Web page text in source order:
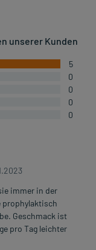
unserer Kunden
5
0
0
0
0
immer in der
prophylaktisch
Geschmack ist
pro Tag leichter